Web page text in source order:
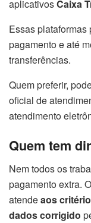
aplicativosCaixa
Essas plataformas
pagamento e até
transferências.
Quem preferir,
oficial de
atendimento
Quem tem
Nem todos os
pagamento extra.
atendeaos
dados corrigido